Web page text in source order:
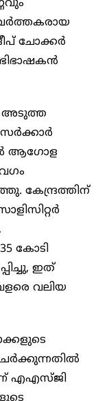
ചോക്കർ
അടുത്ത
സർക്കാർ
ആഗോള
കേന്ദ്രത്തിന്
കോടി
ഇത്
വലിയ
എഎസ്ജി